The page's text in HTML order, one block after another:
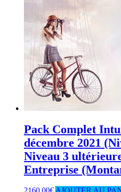
Pack Complet
décembre 2021
Niveau 3
Entreprise